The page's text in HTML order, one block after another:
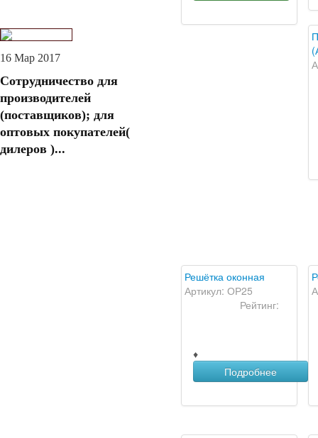
16 Мар 2017
Сотрудничество для
производителей
(поставщиков); для
оптовых покупателей(
дилеров )...
Решётка оконная
Артикул: ОР25
Рейтинг:
♦
Подробнее